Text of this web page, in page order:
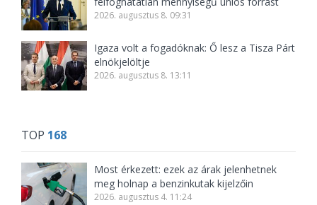
2026. augusztus 8. 09:31
Igaza volt a fogadóknak: Ő lesz a Tisza Párt
elnökjelöltje
2026. augusztus 8. 13:11
TOP 168
Most érkezett: ezek az árak jelenhetnek
meg holnap a benzinkutak kijelzőin
2026. augusztus 4. 11:24